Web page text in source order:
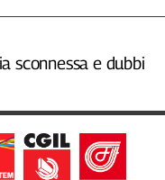
sconnessa e dubbi